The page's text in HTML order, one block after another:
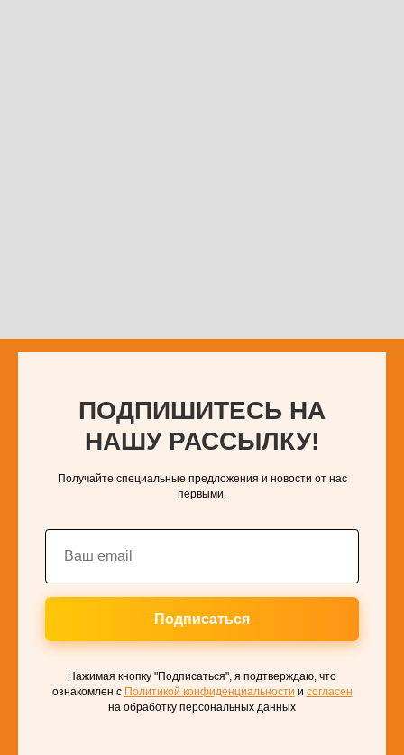
ПОДПИШИТЕСЬ НА
НАШУ РАССЫЛКУ!
Получайте специальные предложения и новости от нас
первыми.
Подписаться
Нажимая кнопку "Подписаться", я подтверждаю, что
ознакомлен с Политикой конфиденциальности и согласен
на обработку персональных данных